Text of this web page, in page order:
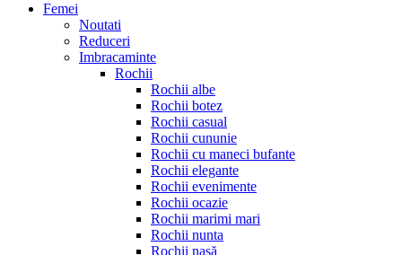
Femei
Noutati
Reduceri
Imbracaminte
Rochii
Rochii albe
Rochii botez
Rochii casual
Rochii cununie
Rochii cu maneci bufante
Rochii elegante
Rochii evenimente
Rochii ocazie
Rochii marimi mari
Rochii nunta
Rochii nașă